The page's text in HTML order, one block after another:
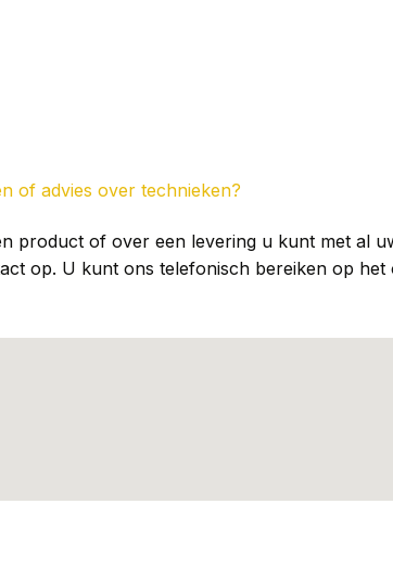
of advies over technieken?
product of over een levering u kunt met al
op. U kunt ons telefonisch bereiken op